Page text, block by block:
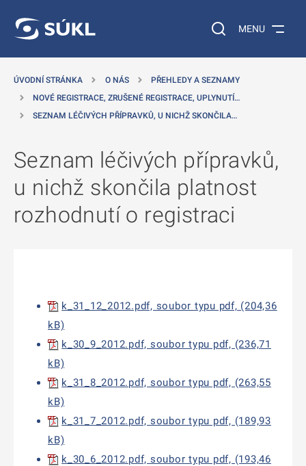
Vyhledávání na
MENU
ÚVODNÍ STRÁNKA O NÁS
PŘEHLEDY A SEZNAMY
NOVÉ REGISTRACE, ZRUŠENÉ REGISTRACE, UPLYNUTÍ…
SEZNAM LÉČIVÝCH PŘÍPRAVKŮ, U NICHŽ SKONČILA…
Seznam léčivých přípravků,
u nichž skončila platnost
rozhodnutí o registraci
k_31_12_2012.pdf, soubor typu pdf, (204,36
kB)
k_30_9_2012.pdf, soubor typu pdf, (236,71
kB)
k_31_8_2012.pdf, soubor typu pdf, (263,55
kB)
k_31_7_2012.pdf, soubor typu pdf, (189,93
kB)
k_30_6_2012.pdf, soubor typu pdf, (193,46